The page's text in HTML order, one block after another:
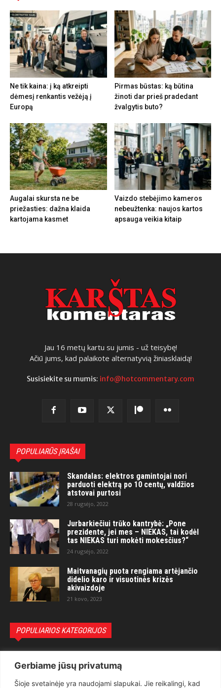
Gerbiame jūsų privatumą
Šioje svetainėje yra naudojami slapukai. Jie reikalingi, kad
Ne tik kaina: į ką atkreipti
dėmesį renkantis vežėją į
Europą
Pirmas būstas: ką būtina
žinoti dar prieš pradedant
žvalgytis buto?
Augalai skursta ne be
priežasties: dažna klaida
kartojama kasmet
Vaizdo stebėjimo kameros
nebeužtenka: naujos kartos
apsauga veikia kitaip
Jau 16 metų kartu su jumis - už teisybę!
Ačiū jums, kad palaikote alternatyvią žiniasklaidą!
Susisiekite su mumis: info@hotcommentary.com
POPULIARŪS ĮRAŠAI
Skandalas: elektros gamintojai nori
parduoti elektrą po 10 centų, valdžios
atstovai purtosi
28 rugsėjo, 2022
Jurbarkiečiui trūko kantrybė: „Pone
prezidente, jei mes – NIEKAS, tai kodėl
tas NIEKAS turi mokėti mokesčius?“
24 rugsėjo, 2022
Maitvanagių puota rengiama artėjančio
didelio karo ir visuotinės krizės
akivaizdoje
21 kovo, 2023
POPULIARIOS KATEGORIJOS